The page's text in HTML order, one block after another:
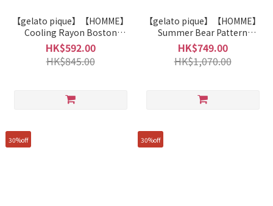
【gelato pique】【HOMME】
Cooling Rayon Boston
Terrier Print T-shirt and
Capri Pants Set PHCT262937
HK$592.00
HK$845.00
【gelato pique】【HOMME】
Summer Bear Pattern
Jacquard Pullover Sweater +
Jacquard Capri Pants Set
PMNT262069
HK$749.00
HK$1,070.00
30%off 30%off